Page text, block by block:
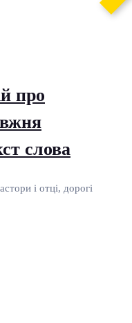
про
слова
і отці, дорогі